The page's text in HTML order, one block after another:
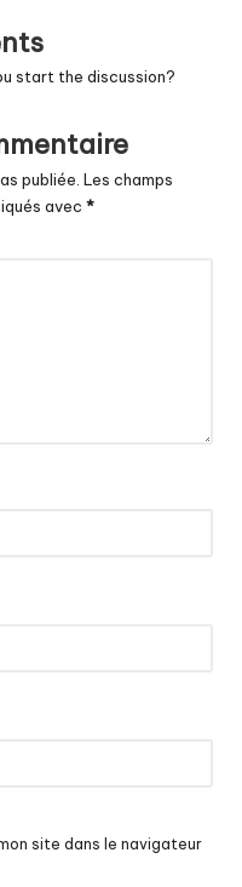
start the discussion?
publiée. Les champs
avec *
site dans le navigateur